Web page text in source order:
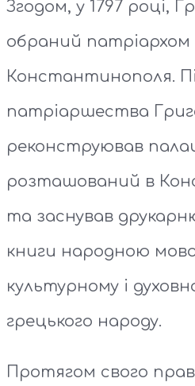
Згодом, у 1797 році,
обраний патріархом
Константинополя.
патріаршества
реконструював
розташований в
та заснував
книги народною
культурному і
грецького народу.
Протягом свого